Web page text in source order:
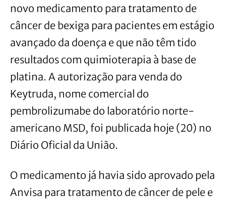
novo medicamento para tratamento de
câncer de bexiga para pacientes em estágio
avançado da doença e que não têm tido
resultados com quimioterapia à base de
platina. A autorização para venda do
Keytruda, nome comercial do
pembrolizumabe do laboratório norte-
americano MSD, foi publicada hoje (20) no
Diário Oficial da União.
O medicamento já havia sido aprovado pela
Anvisa para tratamento de câncer de pele e